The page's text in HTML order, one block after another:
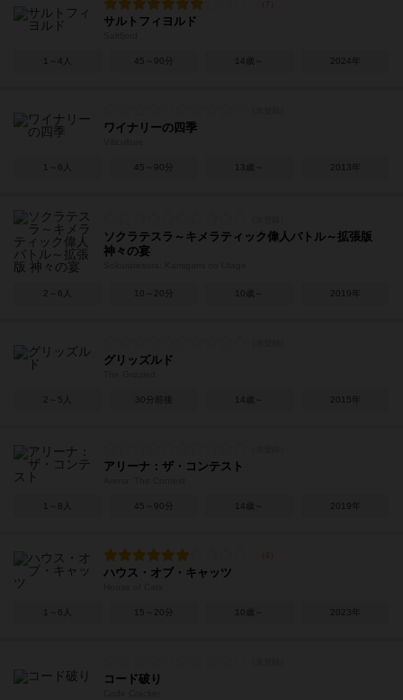
サルトフィヨルド
1～4人 45～90分 14歳～ 2024年
ワイナリーの四季
1～6人 45～90分 13歳～ 2013年
ソクラテスラ～キメラティック偉人バトル～拡張版
神々の宴
2～6人 10～20分 10歳～ 2019年
グリッズルド
2～5人 30分前後 14歳～ 2015年
アリーナ：ザ・コンテスト
1～8人 45～90分 14歳～ 2019年
ハウス・オブ・キャッツ
1～6人 15～20分 10歳～ 2023年
コード破り